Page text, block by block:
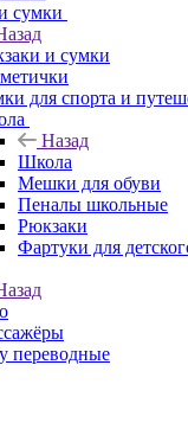
сумки
и сумки
для спорта и
Назад
Школа
Мешки для обуви
Пеналы школьные
Рюкзаки
Фартуки для
переводные